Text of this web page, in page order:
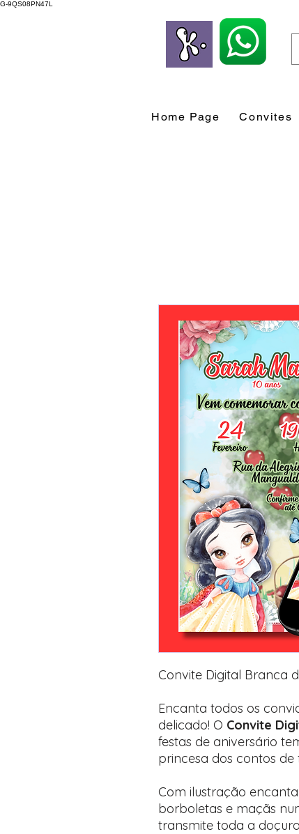
G-9QS08PN47L
Home Page Convites
Convite Digital Branca
Encanta todos os
delicado! O Convite
festas de aniversário
princesa dos contos de
Com ilustração
borboletas e maçãs
transmite toda a